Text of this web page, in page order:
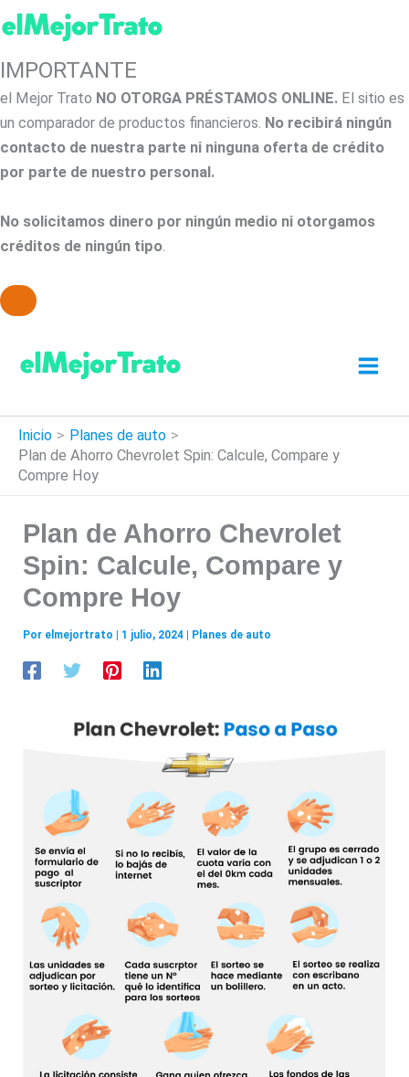
IMPORTANTE
el Mejor Trato NO OTORGA PRÉSTAMOS ONLINE. El sitio es
un comparador de productos financieros. No recibirá ningún
contacto de nuestra parte ni ninguna oferta de crédito
por parte de nuestro personal.
No solicitamos dinero por ningún medio ni otorgamos
créditos de ningún tipo.
contenido
Inicio
Planes de auto
Plan de Ahorro Chevrolet Spin: Calcule, Compare y
Compre Hoy
Plan de Ahorro Chevrolet
Spin: Calcule, Compare y
Compre Hoy
Por elmejortrato 1 julio, 2024 Planes de auto